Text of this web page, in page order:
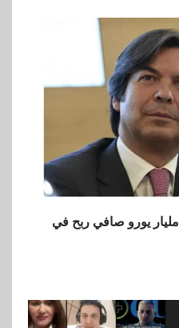
إنتيسا سان باولو تحقق 5.6 مليار يورو صافي ربح في